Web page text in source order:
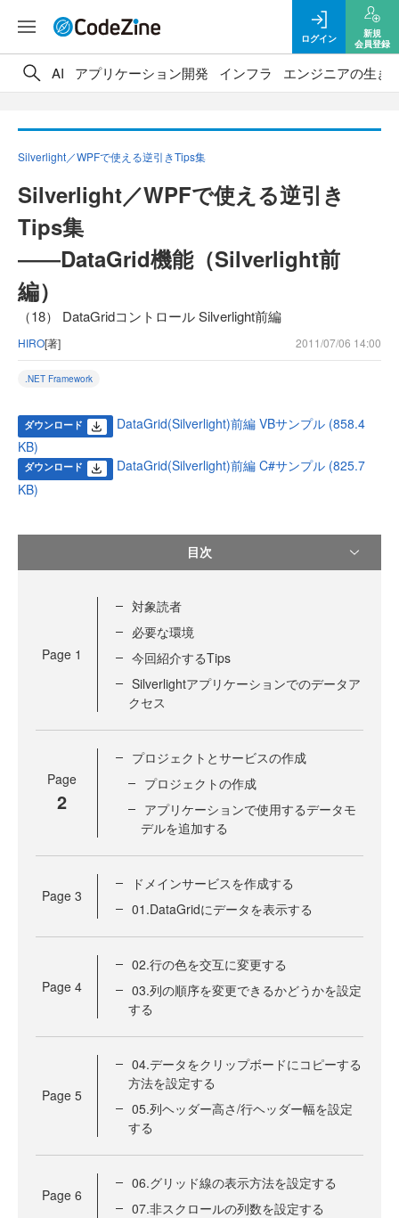
ログイン
新規
会員登録
AI アプリケーション開発 インフラ エンジニアの生き
Silverlight／WPFで使える逆引きTips集
Silverlight／WPFで使える逆引き
Tips集
――DataGrid機能（Silverlight前
編）
（18） DataGridコントロール Silverlight前編
HIRO[著] 2011/07/06 14:00
.NET Framework
ダウンロード
DataGrid(Silverlight)前編 VBサンプル (858.4
KB)
ダウンロード
DataGrid(Silverlight)前編 C#サンプル (825.7
KB)
目次
Page 1
対象読者
必要な環境
今回紹介するTips
Silverlightアプリケーションでのデータア
クセス
Page
2
プロジェクトとサービスの作成
プロジェクトの作成
アプリケーションで使用するデータモ
デルを追加する
Page 3
ドメインサービスを作成する
01.DataGridにデータを表示する
Page 4
02.行の色を交互に変更する
03.列の順序を変更できるかどうかを設定
する
Page 5
04.データをクリップボードにコピーする
方法を設定する
05.列ヘッダー高さ/行ヘッダー幅を設定
する
Page 6
06.グリッド線の表示方法を設定する
07.非スクロールの列数を設定する